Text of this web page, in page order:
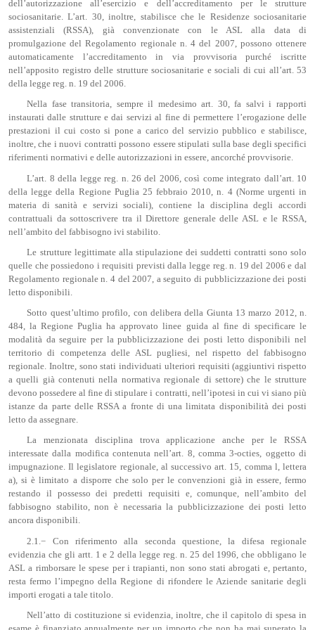
dell’autorizzazione all’esercizio e dell’accreditamento per le strutture
sociosanitarie. L’art. 30, inoltre, stabilisce che le Residenze sociosanitarie
assistenziali (RSSA), già convenzionate con le ASL alla data di
promulgazione del Regolamento regionale n. 4 del 2007, possono ottenere
automaticamente l’accreditamento in via provvisoria purché iscritte
nell’apposito registro delle strutture sociosanitarie e sociali di cui all’art. 53
della legge reg. n. 19 del 2006.
Nella fase transitoria, sempre il medesimo art. 30, fa salvi i rapporti
instaurati dalle strutture e dai servizi al fine di permettere l’erogazione delle
prestazioni il cui costo si pone a carico del servizio pubblico e stabilisce,
inoltre, che i nuovi contratti possono essere stipulati sulla base degli specifici
riferimenti normativi e delle autorizzazioni in essere, ancorché provvisorie.
L’art. 8 della legge reg. n. 26 del 2006, così come integrato dall’art. 10
della legge della Regione Puglia 25 febbraio 2010, n. 4 (Norme urgenti in
materia di sanità e servizi sociali), contiene la disciplina degli accordi
contrattuali da sottoscrivere tra il Direttore generale delle ASL e le RSSA,
nell’ambito del fabbisogno ivi stabilito.
Le strutture legittimate alla stipulazione dei suddetti contratti sono solo
quelle che possiedono i requisiti previsti dalla legge reg. n. 19 del 2006 e dal
Regolamento regionale n. 4 del 2007, a seguito di pubblicizzazione dei posti
letto disponibili.
Sotto quest’ultimo profilo, con delibera della Giunta 13 marzo 2012, n.
484, la Regione Puglia ha approvato linee guida al fine di specificare le
modalità da seguire per la pubblicizzazione dei posti letto disponibili nel
territorio di competenza delle ASL pugliesi, nel rispetto del fabbisogno
regionale. Inoltre, sono stati individuati ulteriori requisiti (aggiuntivi rispetto
a quelli già contenuti nella normativa regionale di settore) che le strutture
devono possedere al fine di stipulare i contratti, nell’ipotesi in cui vi siano più
istanze da parte delle RSSA a fronte di una limitata disponibilità dei posti
letto da assegnare.
La menzionata disciplina trova applicazione anche per le RSSA
interessate dalla modifica contenuta nell’art. 8, comma 3-octies, oggetto di
impugnazione. Il legislatore regionale, al successivo art. 15, comma l, lettera
a), si è limitato a disporre che solo per le convenzioni già in essere, fermo
restando il possesso dei predetti requisiti e, comunque, nell’ambito del
fabbisogno stabilito, non è necessaria la pubblicizzazione dei posti letto
ancora disponibili.
2.1.− Con riferimento alla seconda questione, la difesa regionale
evidenzia che gli artt. 1 e 2 della legge reg. n. 25 del 1996, che obbligano le
ASL a rimborsare le spese per i trapianti, non sono stati abrogati e, pertanto,
resta fermo l’impegno della Regione di rifondere le Aziende sanitarie degli
importi erogati a tale titolo.
Nell’atto di costituzione si evidenzia, inoltre, che il capitolo di spesa in